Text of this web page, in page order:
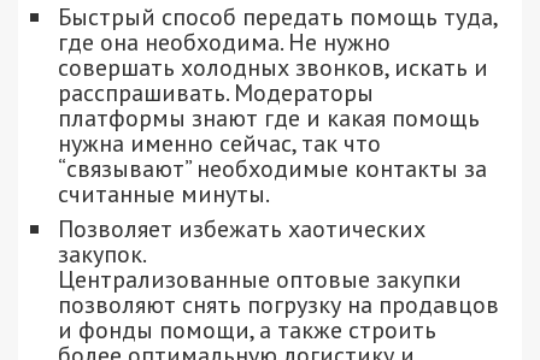
Быстрый способ передать помощь туда,
где она необходима. Не нужно
совершать холодных звонков, искать и
расспрашивать. Модераторы
платформы знают где и какая помощь
нужна именно сейчас, так что
“связывают” необходимые контакты за
считанные минуты.
Позволяет избежать хаотических
закупок.
Централизованные оптовые закупки
позволяют снять погрузку на продавцов
и фонды помощи, а также строить